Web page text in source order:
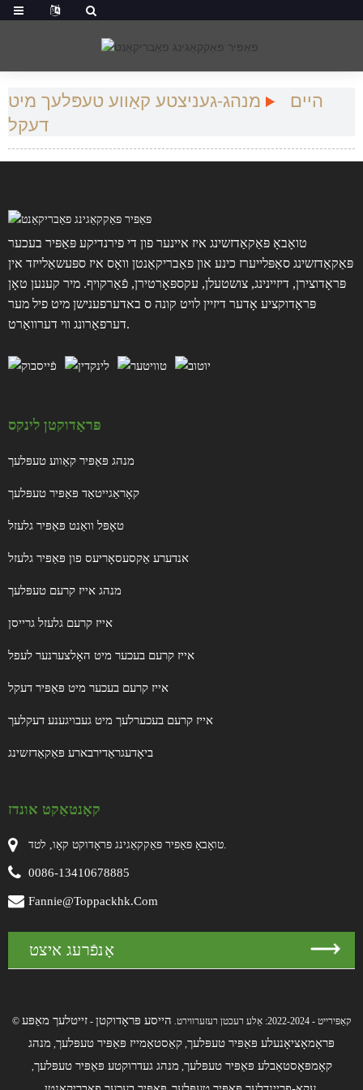
היים
מנהג-געניצטע קאַווע טעפּלעך מיט
דעקל
טואָבאָ פּאַקאַדזשינג איז איינער פון די פירנדיקע פּאַפּיר בעכער
פּאַקאַדזשינג סאַפּלייערז כינע און פאַבריקאַנטן וואָס איז ספּעשאַלייזד אין
פּראָדוצירן, דיזיינינג, צושטעלן, עקספּאָרטירן, פֿאַרקויף. מיר קענען טאָן
פּראָדוקציע אָדער דיזיין לויט קונה ס באדערפענישן מיט פיל מער
דערפאַרונג ווי דערוואַרט.
פּראָדוקטן לינקס
מנהג פּאַפּיר קאַווע טעפּלעך
קאָראַגייטאַד פּאַפּיר טעפּלעך
טאָפּל וואַנט פּאַפּיר גלעזל
אנדערע אַקסעסאָריעס פון פּאַפּיר גלעזל
מנהג אייז קרעם טעפּלעך
אייז קרעם גלעזל גרייסן
אייז קרעם בעכער מיט האָלצערנער לעפל
אייז קרעם בעכער מיט פּאַפּיר דעקל
אייז קרעם בעכערלעך מיט געבויגענע דעקלעך
ביאָדעגראַדירבארע פּאַקאַדזשינג
קאָנטאַקט אונדז
0086-13410678885
Fannie@toppackhk.com
אָנפֿרעג איצט
© קאַפּירייט - 2022-2024: אַלע רעכטן רעזערווירט. הייסע פּראָדוקטן - זייטלעך מאַפּע
פּראָמאָציאָנעלע פּאַפּיר טעפּלעך קאַסטאַמייז פּאַפּיר טעפּלעך מנהג
קאָמפּאָסטאַבלע פּאַפּיר טעפּלעך מנהג געדרוקטע פּאַפּיר טעפּלעך